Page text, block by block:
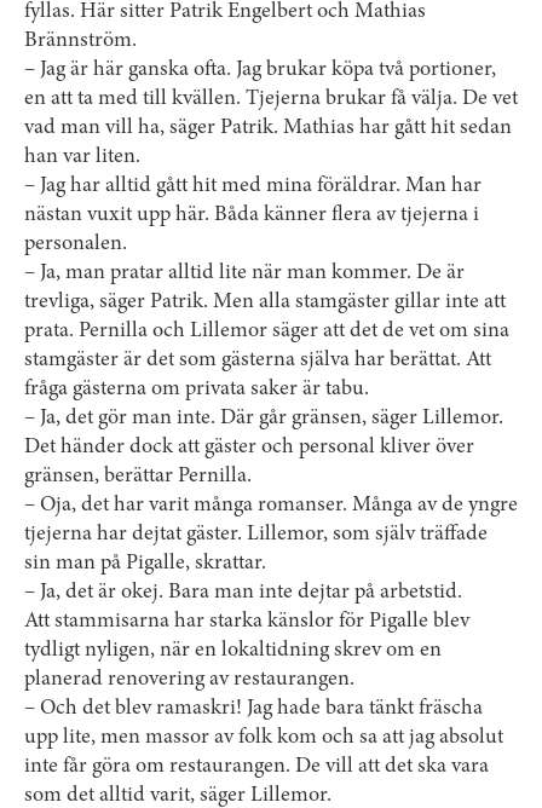
fyllas. Här sitter Patrik Engelbert och Mathias
Brännström.
– Jag är här ganska ofta. Jag brukar köpa två portioner,
en att ta med till kvällen. Tjejerna brukar få välja. De vet
vad man vill ha, säger Patrik. Mathias har gått hit sedan
han var liten.
– Jag har alltid gått hit med mina föräldrar. Man har
nästan vuxit upp här. Båda känner flera av tjejerna i
personalen.
– Ja, man pratar alltid lite när man kommer. De är
trevliga, säger Patrik. Men alla stamgäster gillar inte att
prata. Pernilla och Lillemor säger att det de vet om sina
stamgäster är det som gästerna själva har berättat. Att
fråga gästerna om privata saker är tabu.
– Ja, det gör man inte. Där går gränsen, säger Lillemor.
Det händer dock att gäster och personal kliver över
gränsen, berättar Pernilla.
– Oja, det har varit många romanser. Många av de yngre
tjejerna har dejtat gäster. Lillemor, som själv träffade
sin man på Pigalle, skrattar.
– Ja, det är okej. Bara man inte dejtar på arbetstid.
Att stammisarna har starka känslor för Pigalle blev
tydligt nyligen, när en lokaltidning skrev om en
planerad renovering av restaurangen.
– Och det blev ramaskri! Jag hade bara tänkt fräscha
upp lite, men massor av folk kom och sa att jag absolut
inte får göra om restaurangen. De vill att det ska vara
som det alltid varit, säger Lillemor.